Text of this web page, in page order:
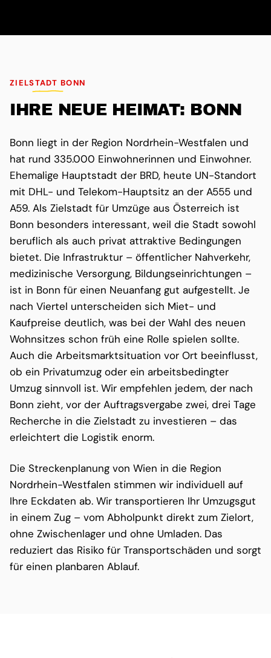
ZIELSTADT BONN
IHRE NEUE HEIMAT: BONN
Bonn liegt in der Region Nordrhein-Westfalen und
hat rund 335.000 Einwohnerinnen und Einwohner.
Ehemalige Hauptstadt der BRD, heute UN-Standort
mit DHL- und Telekom-Hauptsitz an der A555 und
A59. Als Zielstadt für Umzüge aus Österreich ist
Bonn besonders interessant, weil die Stadt sowohl
beruflich als auch privat attraktive Bedingungen
bietet. Die Infrastruktur – öffentlicher Nahverkehr,
medizinische Versorgung, Bildungseinrichtungen –
ist in Bonn für einen Neuanfang gut aufgestellt. Je
nach Viertel unterscheiden sich Miet- und
Kaufpreise deutlich, was bei der Wahl des neuen
Wohnsitzes schon früh eine Rolle spielen sollte.
Auch die Arbeitsmarktsituation vor Ort beeinflusst,
ob ein Privatumzug oder ein arbeitsbedingter
Umzug sinnvoll ist. Wir empfehlen jedem, der nach
Bonn zieht, vor der Auftragsvergabe zwei, drei Tage
Recherche in die Zielstadt zu investieren – das
erleichtert die Logistik enorm.
Die Streckenplanung von Wien in die Region
Nordrhein-Westfalen stimmen wir individuell auf
Ihre Eckdaten ab. Wir transportieren Ihr Umzugsgut
in einem Zug – vom Abholpunkt direkt zum Zielort,
ohne Zwischenlager und ohne Umladen. Das
reduziert das Risiko für Transportschäden und sorgt
für einen planbaren Ablauf.